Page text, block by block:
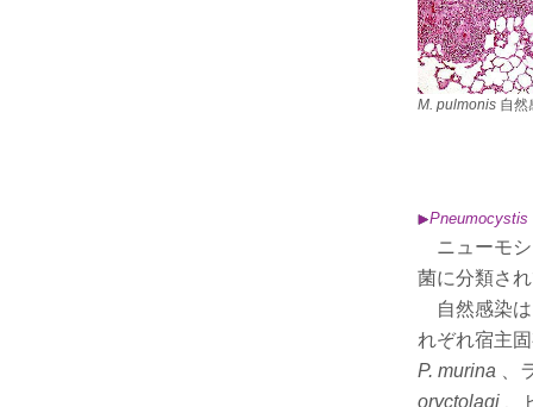
M. pulmonis 自然
Pneumocystis
ニューモシ
菌に分類さ
自然感染は
れぞれ宿主
P. murina 、
oryctolagi 、